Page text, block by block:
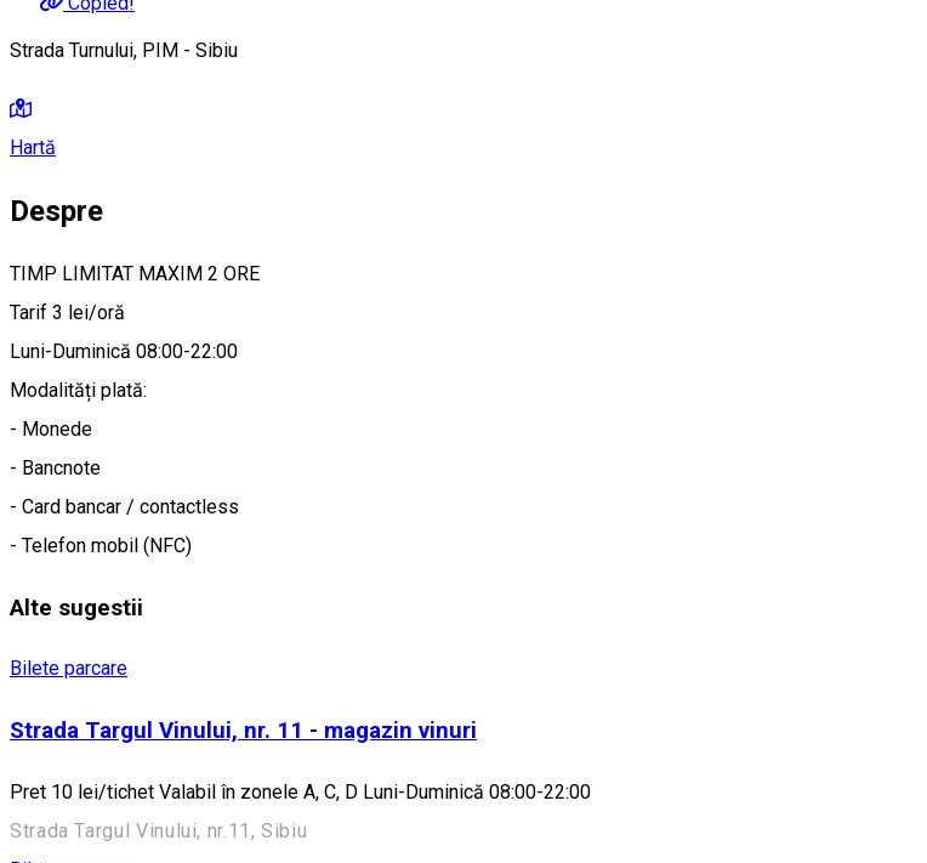
Strada Turnului, PIM - Sibiu
Hartă
Despre
TIMP LIMITAT MAXIM 2 ORE
Tarif 3 lei/oră
Luni-Duminică 08:00-22:00
Modalități plată:
- Monede
- Bancnote
- Card bancar / contactless
- Telefon mobil (NFC)
Alte sugestii
Bilete parcare
Strada Targul Vinului, nr. 11 - magazin vinuri
Pret 10 lei/tichet Valabil în zonele A, C, D Luni-Duminică 08:00-22:00
Strada Targul Vinului, nr.11, Sibiu